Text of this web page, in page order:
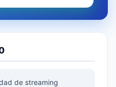
de streaming